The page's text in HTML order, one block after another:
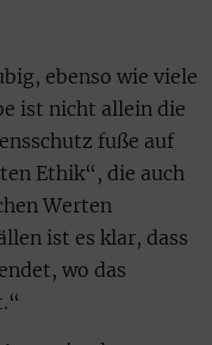
ebenso wie viele
ist nicht allein die
fuße auf
Ethik“, die auch
Werten
ist es klar, dass
wo das